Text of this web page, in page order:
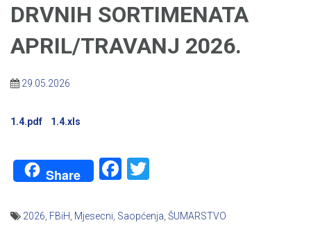
DRVNIH SORTIMENATA
APRIL/TRAVANJ 2026.
29.05.2026
1.4.pdf 1.4.xls
Share Facebook
2026 FBiH Mjesecni Saopćenja ŠUMARSTVO